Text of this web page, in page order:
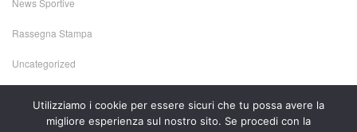
News Sportive
Rassegna Stampa
Uncategorized
Utilizziamo i cookie per essere sicuri che tu possa avere la
migliore esperienza sul nostro sito. Se procedi con la